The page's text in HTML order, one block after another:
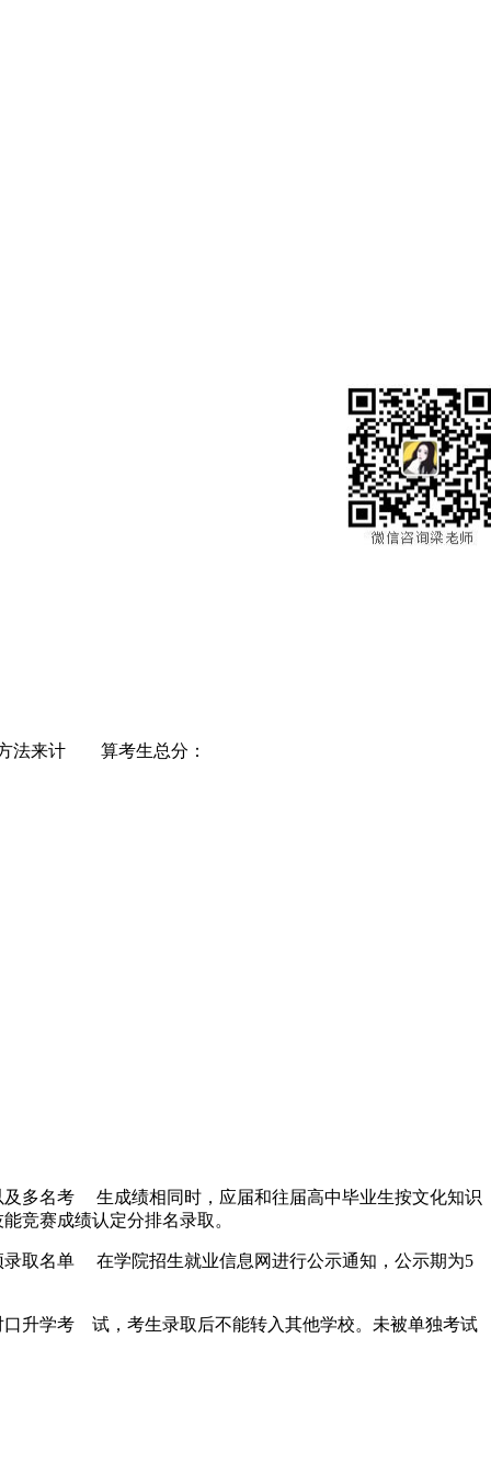
方法来计 算考生总分：
及多名考 生成绩相同时，应届和往届高中毕业生按文化知识
竞赛成绩认定分排名录取。
取名单 在学院招生就业信息网进行公示通知，公示期为5
升学考 试，考生录取后不能转入其他学校。未被单独考试